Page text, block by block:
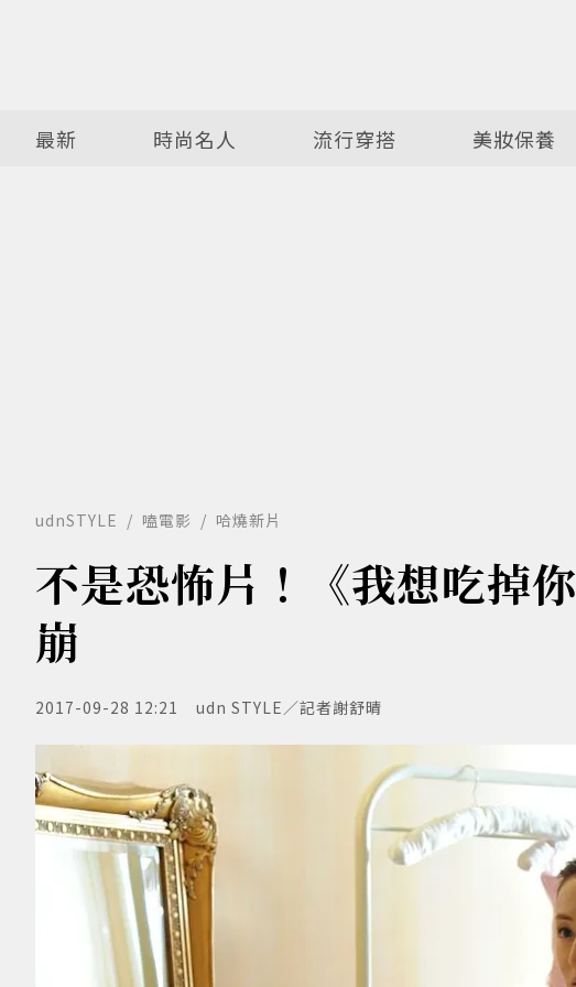
最新 時尚名人 流行穿搭 美妝保養
udnSTYLE 嗑電影 哈燒新片
不是恐怖片！《我想吃掉
崩
2017-09-28 12:21 udn STYLE／記者謝舒晴